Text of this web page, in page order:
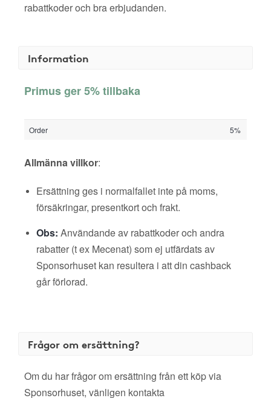
rabattkoder och bra erbjudanden.
Information
Primus ger 5% tillbaka
Order 5%
Allmänna villkor:
Ersättning ges i normalfallet inte på moms,
försäkringar, presentkort och frakt.
Obs: Användande av rabattkoder och andra
rabatter (t ex Mecenat) som ej utfärdats av
Sponsorhuset kan resultera i att din cashback
går förlorad.
Frågor om ersättning?
Om du har frågor om ersättning från ett köp via
Sponsorhuset, vänligen kontakta